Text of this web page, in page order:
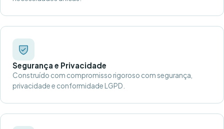
Segurança e Privacidade
Construído com compromisso rigoroso com segurança,
privacidade e conformidade LGPD.